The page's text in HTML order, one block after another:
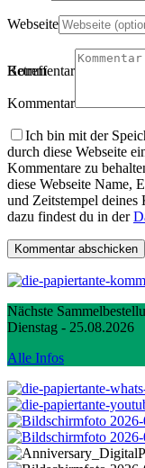
Webseite
Betreff
Kommentartitel
Kommentar
Ich bin mit der
durch diese Webseite
Kommentare zu
diese Webseite Name,
und Zeitstempel
dazu findest du in der
Nächste
Dienstag - 25.08.2026
Alle Infos